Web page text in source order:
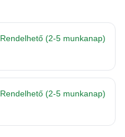
Rendelhető (2-5 munkanap)
Rendelhető (2-5 munkanap)